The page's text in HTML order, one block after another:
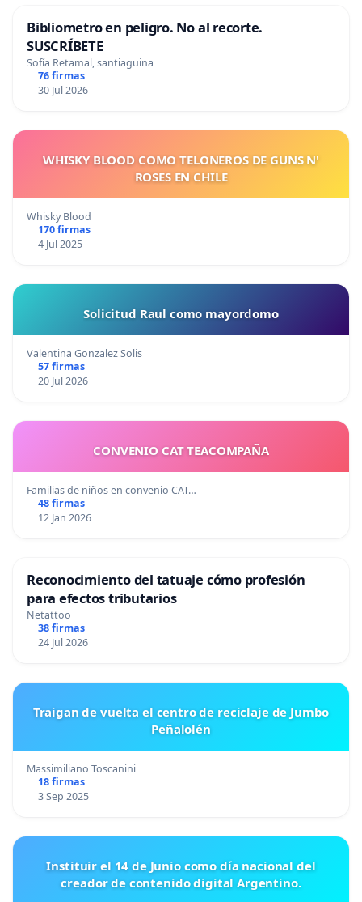
Bibliometro en peligro. No al recorte.
SUSCRÍBETE
Sofía Retamal, santiaguina
76 firmas
30 Jul 2026
WHISKY BLOOD COMO TELONEROS DE GUNS N'
ROSES EN CHILE
Whisky Blood
170 firmas
4 Jul 2025
Solicitud Raul como mayordomo
Valentina Gonzalez Solis
57 firmas
20 Jul 2026
CONVENIO CAT TEACOMPAÑA
Familias de niños en convenio CAT…
48 firmas
12 Jan 2026
Reconocimiento del tatuaje cómo profesión
para efectos tributarios
Netattoo
38 firmas
24 Jul 2026
Traigan de vuelta el centro de reciclaje de Jumbo
Peñalolén
Massimiliano Toscanini
18 firmas
3 Sep 2025
Instituir el 14 de Junio como día nacional del
creador de contenido digital Argentino.